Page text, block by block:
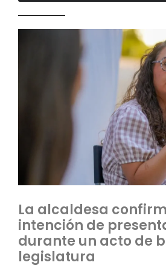
La alcaldesa
intención de
durante un acto de
legislatura